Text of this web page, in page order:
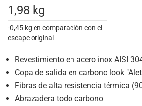
1,98 kg
-0,45 kg en comparación con el
escape original
Revestimiento en acero inox AISI
Copa de salida en carbono look
Fibras de alta resistencia térmica
Abrazadera todo carbono